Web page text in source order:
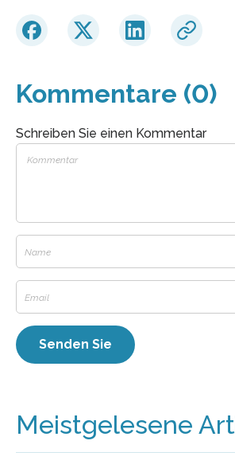
Kommentare (0)
Schreiben Sie einen Kommentar
Meistgelesene